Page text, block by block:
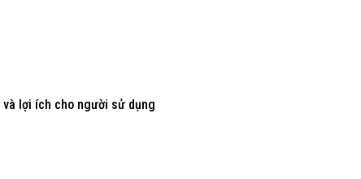
và lợi ích cho người sử dụng